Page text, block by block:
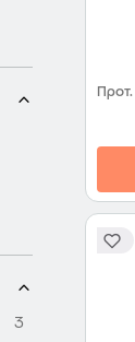
3
Προτ.